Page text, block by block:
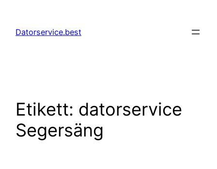
innehåll
Datorservice.best
Etikett: datorservice
Segersäng